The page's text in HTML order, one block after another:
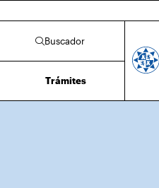
Buscador
Trámites